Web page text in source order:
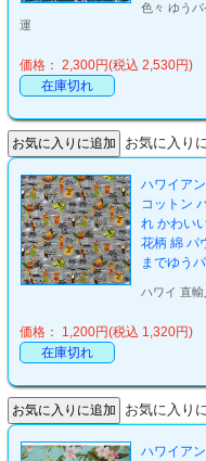
色々 ゆう
運
価格： 2,300円(税込 2,530円)
在庫切れ
お気に入り
ハワイア
コットン
れ かわい
花柄 綿 パ
までゆう
ハワイ 直
価格： 1,200円(税込 1,320円)
在庫切れ
お気に入り
ハワイア